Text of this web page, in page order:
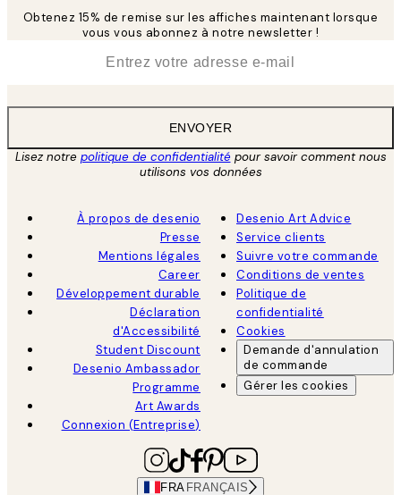
Obtenez 15% de remise sur les affiches maintenant lorsque
vous vous abonnez à notre newsletter !
ENVOYER
Lisez notre politique de confidentialitépour savoir comment nous
utilisons vos données
À propos de desenio
Presse
Mentions légales
Career
Développement durable
Déclaration
d'Accessibilité
Student Discount
Desenio Ambassador
Programme
Art Awards
Connexion (Entreprise)
Desenio Art Advice
Service clients
Suivre votre commande
Conditions de ventes
Politique de
confidentialité
Cookies
Demande d'annulation
de commande
Gérer les cookies
FRA FRANÇAIS